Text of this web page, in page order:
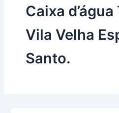
Caixa
Vila Velha
Santo.